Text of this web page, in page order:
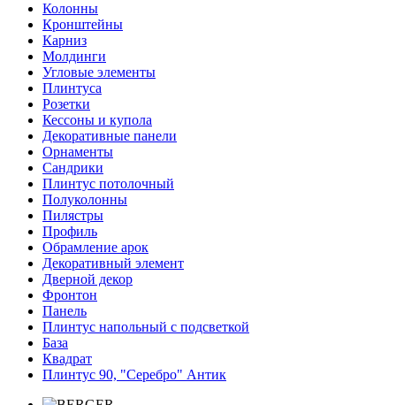
Колонны
Кронштейны
Карниз
Молдинги
Угловые элементы
Плинтуса
Розетки
Кессоны и купола
Декоративные панели
Орнаменты
Сандрики
Плинтус потолочный
Полуколонны
Пилястры
Профиль
Обрамление арок
Декоративный элемент
Дверной декор
Фронтон
Панель
Плинтус напольный с подсветкой
База
Квадрат
Плинтус 90, "Серебро" Антик